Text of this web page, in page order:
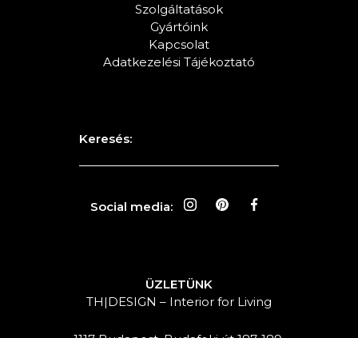
Szolgáltatások
Gyártóink
Kapcsolat
Adatkezelési Tájékoztató
Keresés:
Social media:
ÜZLETÜNK
TH|DESIGN – Interior for Living